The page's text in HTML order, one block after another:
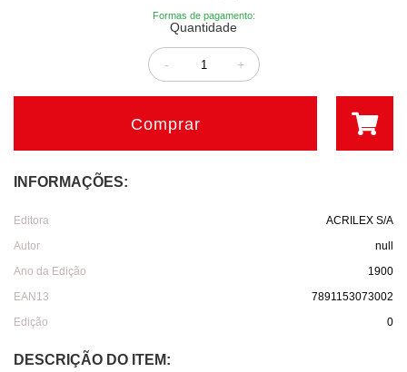
Formas de pagamento:
Quantidade
+
-
Comprar
INFORMAÇÕES:
Editora
ACRILEX S/A
Autor
null
Ano da Edição
1900
EAN13
7891153073002
Edição
0
DESCRIÇÃO DO ITEM: